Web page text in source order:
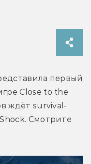
первый
Close to the
ждёт survival-
Смотрите